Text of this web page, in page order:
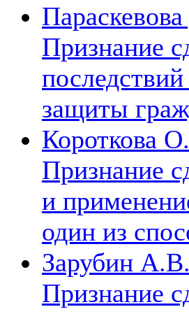
Признание
защиты
Короткова
Признание
и
один из
Зарубин
Признание